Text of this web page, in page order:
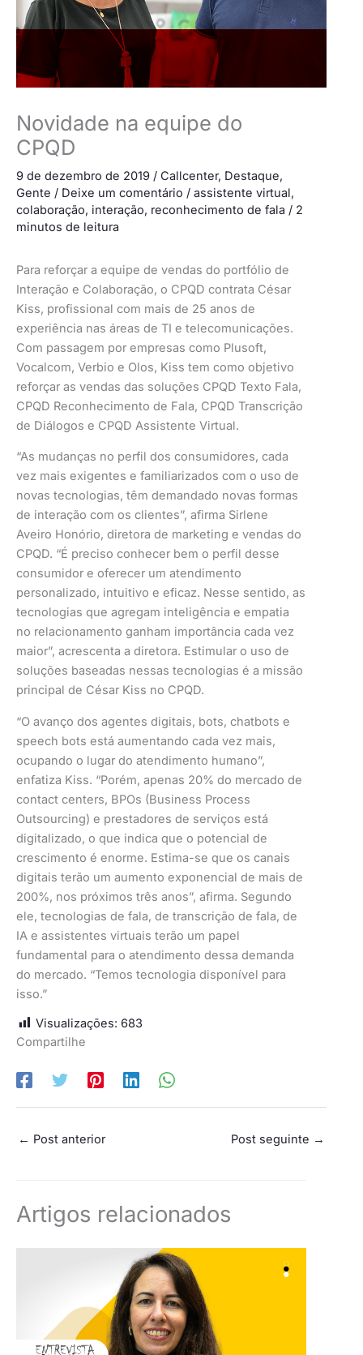
Novidade na equipe do
CPQD
9 de dezembro de 2019 / Callcenter, Destaque,
Gente / Deixe um comentário / assistente virtual,
colaboração, interação, reconhecimento de fala / 2
minutos de leitura
Para reforçar a equipe de vendas do portfólio de
Interação e Colaboração, o CPQD contrata César
Kiss, profissional com mais de 25 anos de
experiência nas áreas de TI e telecomunicações.
Com passagem por empresas como Plusoft,
Vocalcom, Verbio e Olos, Kiss tem como objetivo
reforçar as vendas das soluções CPQD Texto Fala,
CPQD Reconhecimento de Fala, CPQD Transcrição
de Diálogos e CPQD Assistente Virtual.
“As mudanças no perfil dos consumidores, cada
vez mais exigentes e familiarizados com o uso de
novas tecnologias, têm demandado novas formas
de interação com os clientes”, afirma Sirlene
Aveiro Honório, diretora de marketing e vendas do
CPQD. “É preciso conhecer bem o perfil desse
consumidor e oferecer um atendimento
personalizado, intuitivo e eficaz. Nesse sentido, as
tecnologias que agregam inteligência e empatia
no relacionamento ganham importância cada vez
maior”, acrescenta a diretora. Estimular o uso de
soluções baseadas nessas tecnologias é a missão
principal de César Kiss no CPQD.
“O avanço dos agentes digitais, bots, chatbots e
speech bots está aumentando cada vez mais,
ocupando o lugar do atendimento humano”,
enfatiza Kiss. “Porém, apenas 20% do mercado de
contact centers, BPOs (Business Process
Outsourcing) e prestadores de serviços está
digitalizado, o que indica que o potencial de
crescimento é enorme. Estima-se que os canais
digitais terão um aumento exponencial de mais de
200%, nos próximos três anos”, afirma. Segundo
ele, tecnologias de fala, de transcrição de fala, de
IA e assistentes virtuais terão um papel
fundamental para o atendimento dessa demanda
do mercado. “Temos tecnologia disponível para
isso.”
Visualizações: 683
Compartilhe
← Post anterior Post seguinte →
Artigos relacionados